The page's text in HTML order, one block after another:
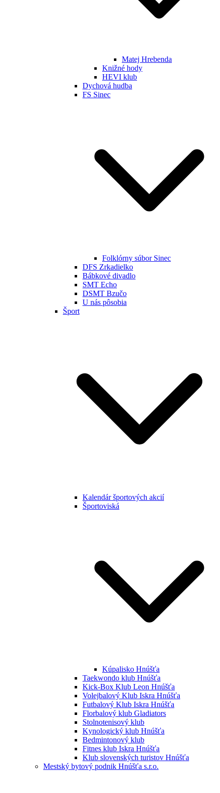
Matej Hrebenda
Knižné hody
HEVI klub
Dychová hudba
FS Sinec
Folklórny súbor Sinec
DFS Zrkadielko
Bábkové divadlo
SMT Echo
DSMT Bzučo
U nás pôsobia
Šport
Kalendár športových akcií
Športoviská
Kúpalisko Hnúšťa
Taekwondo klub Hnúšťa
Kick-Box Klub Leon Hnúšťa
Volejbalový Klub Iskra Hnúšťa
Futbalový Klub Iskra Hnúšťa
Florbalový klub Gladiators
Stolnotenisový klub
Kynologický klub Hnúšťa
Bedmintonový klub
Fitnes klub Iskra Hnúšťa
Klub slovenských turistov Hnúšťa
Mestský bytový podnik Hnúšťa s.r.o.